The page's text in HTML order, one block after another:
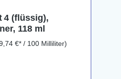
4 (flüssig),
118 ml
€* / 100 Milliliter)